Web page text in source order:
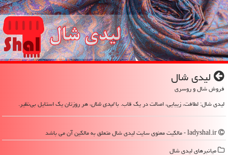
لیدی شال
فروش شال و روسری
لیدی شال: لطافت، زیبایی، اصالت در یک قاب. بالیدی شال، هر روزتان یک استایل بی‌نظیر.
میانبرهای لیدی شال